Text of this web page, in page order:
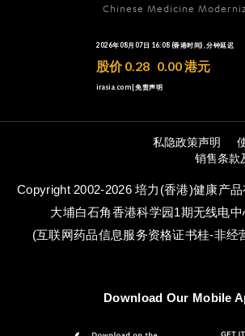
Chinese Medicine
私隐政策声明
销售条款
Copyright 2002-2026 培力(香港)健康产
大埔白石角香港科学园1期无线电中
(互联网药品信息服务资格证书桂-非经
Download Our Mobile